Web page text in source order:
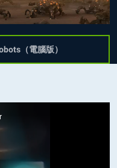
（電腦版）